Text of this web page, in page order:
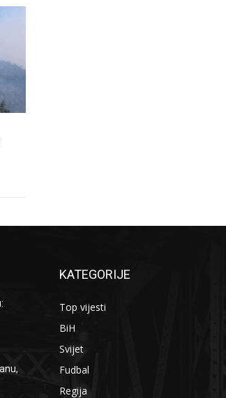
KATEGORIJE
Top vijesti
BiH
Svijet
Fudbal
Regija